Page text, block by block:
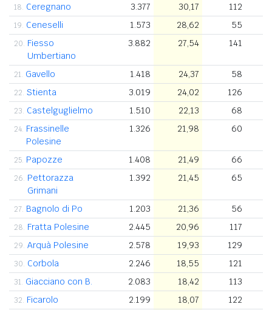
18. Ceregnano 3.377 30,17 112
19. Ceneselli 1.573 28,62 55
20. Fiesso
Umbertiano
3.882 27,54 141
21. Gavello 1.418 24,37 58
22. Stienta 3.019 24,02 126
23. Castelguglielmo 1.510 22,13 68
24. Frassinelle
Polesine
1.326 21,98 60
25. Papozze 1.408 21,49 66
26. Pettorazza
Grimani
1.392 21,45 65
27. Bagnolo di Po 1.203 21,36 56
28. Fratta Polesine 2.445 20,96 117
29. Arquà Polesine 2.578 19,93 129
30. Corbola 2.246 18,55 121
31. Giacciano con B. 2.083 18,42 113
32. Ficarolo 2.199 18,07 122